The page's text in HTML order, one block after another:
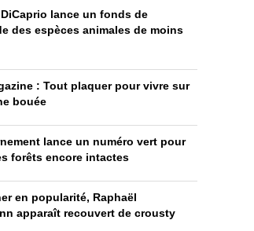
lance un fonds de
des espèces animales de moins
: Tout plaquer pour vivre sur
bouée
lance un numéro vert pour
forêts encore intactes
en popularité, Raphaël
apparaît recouvert de crousty